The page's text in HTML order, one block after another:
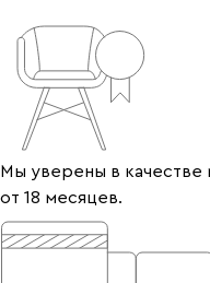
Мы уверены в качестве
от 18 месяцев.